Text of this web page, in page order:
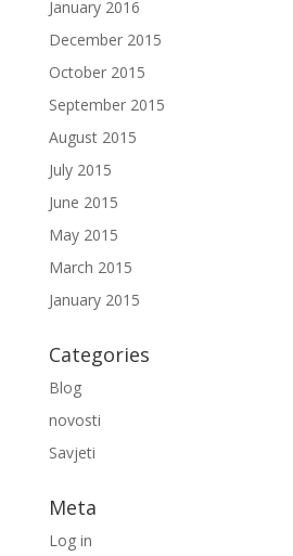
January 2016
December 2015
October 2015
September 2015
August 2015
July 2015
June 2015
May 2015
March 2015
January 2015
Categories
Blog
novosti
Savjeti
Meta
Log in